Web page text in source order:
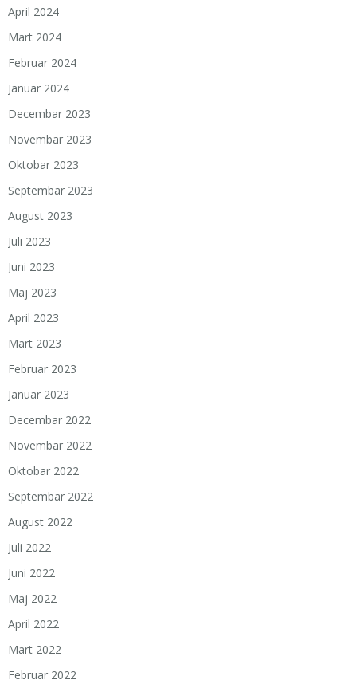
April 2024
Mart 2024
Februar 2024
Januar 2024
Decembar 2023
Novembar 2023
Oktobar 2023
Septembar 2023
August 2023
Juli 2023
Juni 2023
Maj 2023
April 2023
Mart 2023
Februar 2023
Januar 2023
Decembar 2022
Novembar 2022
Oktobar 2022
Septembar 2022
August 2022
Juli 2022
Juni 2022
Maj 2022
April 2022
Mart 2022
Februar 2022